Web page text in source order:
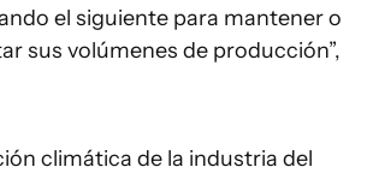
el siguiente para mantener o
sus volúmenes de producción”,
climática de la industria del